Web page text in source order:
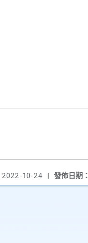
發佈日期：
2022-10-24 |